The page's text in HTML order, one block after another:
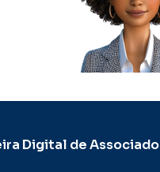
Digital de Associado